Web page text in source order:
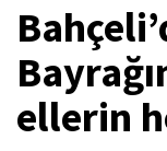
N
v
i
g
ellerin